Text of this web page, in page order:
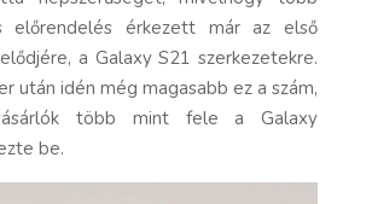
előrendelés érkezett már az első
a Galaxy S21 szerkezetekre.
után idén még magasabb ez a szám,
több mint fele a Galaxy
be.